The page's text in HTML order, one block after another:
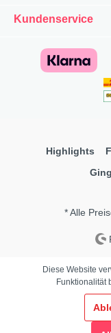
Kundenservice
Highlights
* Alle
Diese Website
Funktionalität